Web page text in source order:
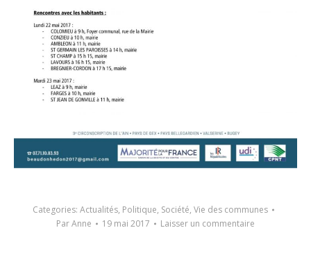
Categories: Actualités, Politique, Société, Vie des communes
ParAnne 19 mai 2017 Laisser un commentaire